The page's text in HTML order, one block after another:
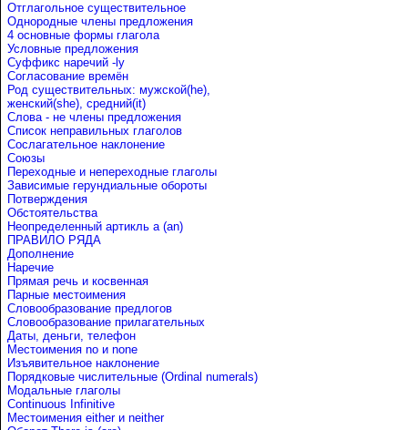
Отглагольное существительное
Однородные члены предложения
4 основные формы глагола
Условные предложения
Cуффикс наречий -ly
Согласование времён
Род существительных: мужской(he),
женский(she), средний(it)
Слова - не члены предложения
Список неправильных глаголов
Сослагательное наклонение
Союзы
Переходные и непереходные глаголы
Зависимые герундиальные обороты
Потверждения
Обстоятельства
Неопределенный артикль a (an)
ПРАВИЛО РЯДА
Дополнение
Наречие
Прямая речь и косвенная
Парные местоимения
Словообразование предлогов
Словообразование прилагательных
Даты, деньги, телефон
Местоимения no и none
Изъявительное наклонение
Порядковые числительные (Ordinal numerals)
Модальные глаголы
Continuous Infinitive
Местоимения either и neither